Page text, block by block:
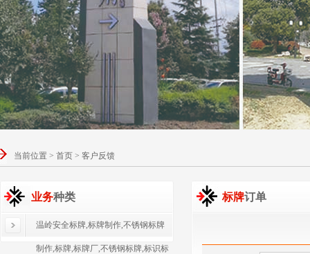
当前位置 > 首页 > 客户反馈
业务种类
温岭安全标牌,标牌制作,不锈钢标牌
制作,标牌,标牌厂,不锈钢标牌,标识标
标牌订单